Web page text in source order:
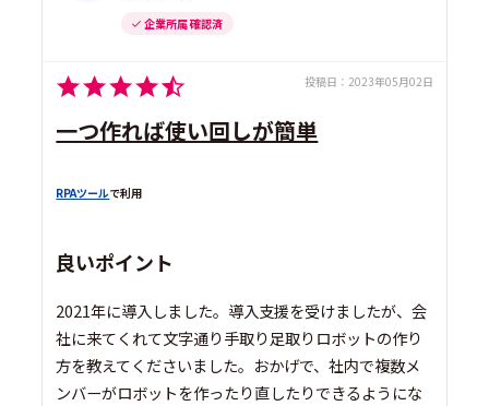
企業所属 確認済
投稿日： 2023年05月02日
一つ作れば使い回しが簡単
RPAツールで利用
良いポイント
2021年に導入しました。導入支援を受けましたが、会
社に来てくれて文字通り手取り足取りロボットの作り
方を教えてくださいました。おかげで、社内で複数メ
ンバーがロボットを作ったり直したりできるようにな